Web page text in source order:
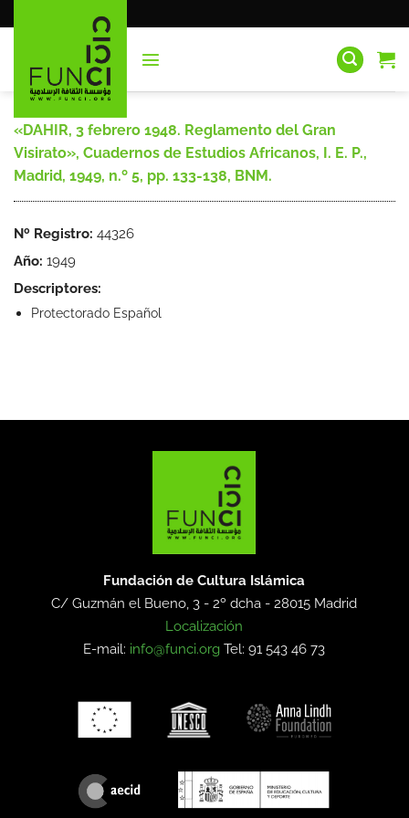
al
«DAHIR, 3 febrero 1948. Reglamento del Gran
Visirato», Cuadernos de Estudios Africanos, I. E. P.,
Madrid, 1949, n.º 5, pp. 133-138, BNM.
Nº Registro: 44326
Año: 1949
Descriptores:
Protectorado Español
Fundación de Cultura Islámica
C/ Guzmán el Bueno, 3 - 2º dcha -28015 Madrid
Localización
E-mail: info@funci.org Tel: 91 543 46 73